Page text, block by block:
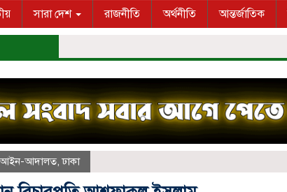
সারা দেশ রাজনীতি অর্থনীতি আন্তর্জাতিক
আইন-আদালত,ঢাকা